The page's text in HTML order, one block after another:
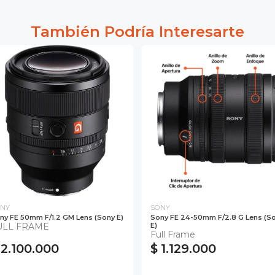
También Podría Interesarte
FE 50mm F/1.2 GM Lens (Sony E)
FRAME
SONY
Sony FE 24-50mm F/2.8 G Lens
E)
Full Frame
$ 1.129.000